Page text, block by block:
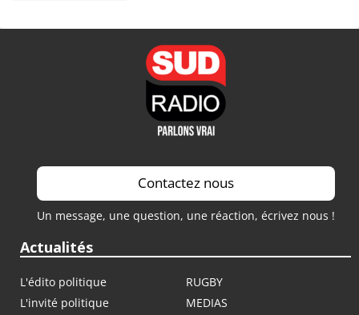
Contactez nous
Un message, une question, une réaction, écrivez nous !
Actualités
L'édito politique
RUGBY
L'invité politique
MEDIAS